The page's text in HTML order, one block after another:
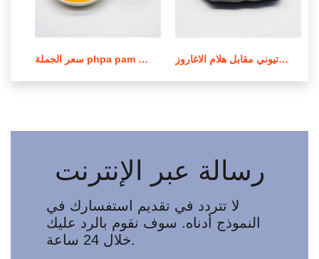
سعر الجملة phpa pam بولي أكريلاميد في لبنان عملية صنع بولي أكريلاميد الكاتيوني مقابل هلام الاغاروز
رسالة عبر الإنترنت
لا تتردد في تقديم استفسارك في
النموذج أدناه. سوف نقوم بالرد عليك
خلال 24 ساعة.